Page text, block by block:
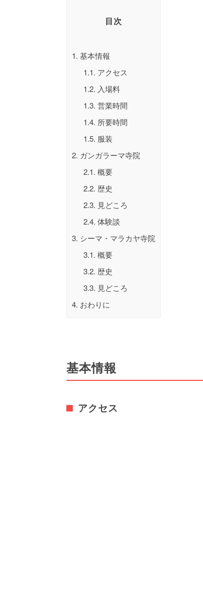
目次
1. 基本情報
1.1. アクセス
1.2. 入場料
1.3. 営業時間
1.4. 所要時間
1.5. 服装
2. ガンガラーマ寺院
2.1. 概要
2.2. 歴史
2.3. 見どころ
2.4. 体験談
3. シーマ・マラカヤ寺院
3.1. 概要
3.2. 歴史
3.3. 見どころ
4. おわりに
基本情報
アクセス